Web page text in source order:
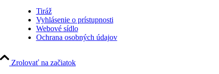
Tiráž
Vyhlásenie o prístupnosti
Webové sídlo
Ochrana osobných údajov
Zrolovať na začiatok